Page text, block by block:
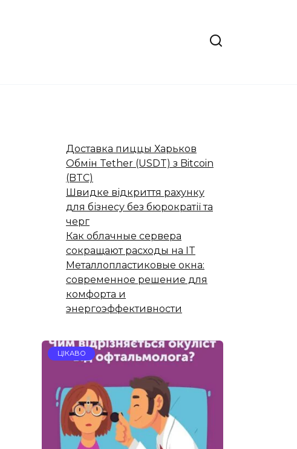
Доставка пиццы Харьков
Обмін Tether (USDT) з Bitcoin
(BTC)
Швидке відкриття рахунку
для бізнесу без бюрократії та
черг
Как облачные сервера
сокращают расходы на IT
Металлопластиковые окна:
современное решение для
комфорта и
энергоэффективности
ЦІКАВО